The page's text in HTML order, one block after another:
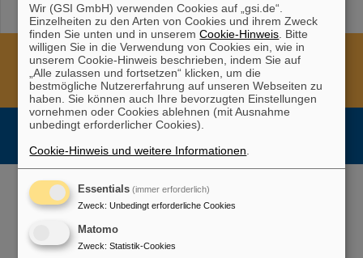
Cookie Einstellungen Cookie-Hinweise
Sitemap
Impressum
Datenschutz
Haftungsausschluss
Urheberrecht
Erklärung zur Barrierefreiheit
Wir (GSI GmbH) verwenden Cookies auf „gsi.de“.
Einzelheiten zu den Arten von Cookies und ihrem Zweck
finden Sie unten und in unseremCookie-Hinweis . Bitte
willigen Sie in die Verwendung von Cookies ein, wie in
unserem Cookie-Hinweis beschrieben, indem Sie auf
„Alle zulassen und fortsetzen“ klicken, um die
bestmögliche Nutzererfahrung auf unseren Webseiten zu
haben. Sie können auch Ihre bevorzugten Einstellungen
vornehmen oder Cookies ablehnen (mit Ausnahme
unbedingt erforderlicher Cookies).
Cookie-Hinweis und weitere Informationen
Essentials (immer erforderlich)
Zweck: Unbedingt erforderliche Cookies
Matomo
Zweck: Statistik-Cookies